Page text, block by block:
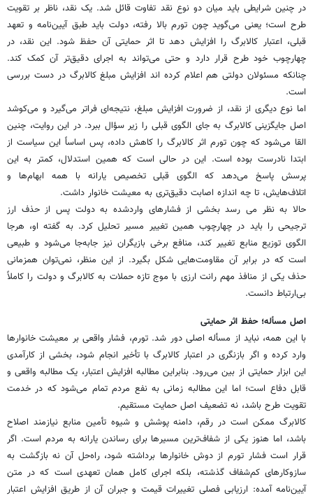
در چنین شرایطی باید میان دو نوع نقد تفاوت قائل شد. یک نقد، ناظر بر تقویت
طرح است؛ یعنی می‌گوید چون تورم بالا رفته، دولت باید طبق آیین‌نامه و تعهد
قبلی، اعتبار کالابرگ را افزایش دهد تا اثر حمایتی آن حفظ شود. این نقد، در
چهارچوب خود طرح قرار دارد و حتی می‌تواند به اجرای دقیق‌تر آن کمک کند.
چنانکه مسئولان دولتی هم اعلام کرده اند افزایش مبلغ کالابرگ در دست بررسی
است.
اما نوع دیگری از نقد، از ضرورت افزایش مبلغ، نتیجه‌ای فراتر می‌گیرد و می‌کوشد
اصل جایگزینی کالابرگ به جای الگوی قبلی را زیر سؤال ببرد. در این روایت، چنین
القا می‌شود که چون تورم اثر کالابرگ را کاهش داده، پس اساساً این سیاست از
ابتدا نادرست بوده است. این در حالی است که همین استدلال، کمتر به این
پرسش پاسخ می‌دهد که الگوی قبلی تخصیص یارانه با همه ابهام‌ها و
اتلاف‌هایش، تا چه اندازه اصابت دقیق‌تری به معیشت خانوار داشت.
حالا به نظر می رسد بخشی از فشارهای واردشده به دولت پس از حذف ارز
ترجیحی را باید در چهارچوب همین تغییر مسیر تحلیل کرد. به گفته او، هرجا
الگوی توزیع منابع تغییر کند، منافع برخی بازیگران نیز جابه‌جا می‌شود و طبیعی
است که در برابر آن مقاومت‌هایی شکل بگیرد. از این منظر، نمی‌توان همزمانی
حذف یکی از منافذ مهم رانت ارزی با موج تازه حملات به کالابرگ و دولت را کاملاً
بی‌ارتباط دانست.
اصل مسأله؛ حفظ اثر حمایتی
با این همه، نباید از مسأله اصلی دور شد. تورم، فشار واقعی بر معیشت خانوارها
وارد کرده و اگر بازنگری در اعتبار کالابرگ با تأخیر انجام شود، بخشی از کارآمدی
این ابزار حمایتی از بین می‌رود. بنابراین مطالبه افزایش اعتبار، یک مطالبه واقعی و
قابل دفاع است؛ اما این مطالبه زمانی به نفع مردم تمام می‌شود که در خدمت
تقویت طرح باشد، نه تضعیف اصل حمایت مستقیم.
کالابرگ ممکن است در رقم، دامنه پوشش و شیوه تأمین منابع نیازمند اصلاح
باشد، اما هنوز یکی از شفاف‌ترین مسیرها برای رساندن یارانه به مردم است. اگر
قرار است فشار تورم از دوش خانوارها برداشته شود، راه‌حل آن نه بازگشت به
سازوکارهای کم‌شفاف گذشته، بلکه اجرای کامل همان تعهدی است که در متن
آیین‌نامه آمده: ارزیابی فصلی تغییرات قیمت و جبران آن از طریق افزایش اعتبار